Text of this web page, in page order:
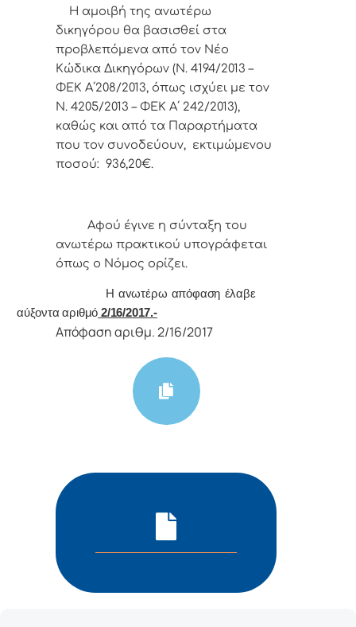
Η αμοιβή της ανωτέρω
δικηγόρου θα βασισθεί στα
προβλεπόμενα από τον Νέο
Κώδικα Δικηγόρων (Ν. 4194/2013 –
ΦΕΚ Α΄208/2013, όπως ισχύει με τον
Ν. 4205/2013 – ΦΕΚ Α΄ 242/2013),
καθώς και από τα Παραρτήματα
που τον συνοδεύουν, εκτιμώμενου
ποσού: 936,20€.
Αφoύ έγιvε η σύvταξη τoυ
αvωτέρω πρακτικoύ υπoγράφεται
όπως o Νόμoς oρίζει.
Η αvωτέρω απόφαση έλαβε
αύξοντα αριθμό 2/16/2017.-
Απόφαση αριθμ. 2/16/2017